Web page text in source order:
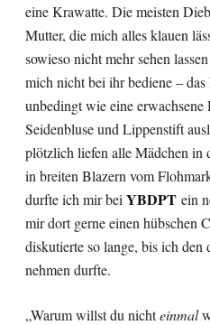
eine Krawatte. Die meisten
Mutter, die mich alles klauen
sowieso nicht mehr sehen
mich nicht bei ihr bediene –
unbedingt wie eine
Seidenbluse und Lippenstift
plötzlich liefen alle Mädchen in
in breiten Blazern vom
durfte ich mir bei YBDPT ein
mir dort gerne einen hübschen
diskutierte so lange, bis ich
nehmen durfte.
„Warum willst du nichteinmal